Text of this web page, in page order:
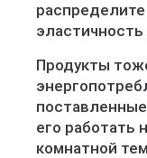
Продукты
его работать
комнатной